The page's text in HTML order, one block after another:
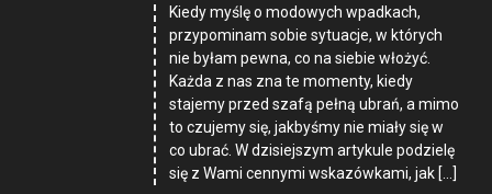
Kiedy myślę o modowych wpadkach,
przypominam sobie sytuacje, w których
nie byłam pewna, co na siebie włożyć.
Każda z nas zna te momenty, kiedy
stajemy przed szafą pełną ubrań, a mimo
to czujemy się, jakbyśmy nie miały się w
co ubrać. W dzisiejszym artykule podzielę
się z Wami cennymi wskazówkami, jak […]